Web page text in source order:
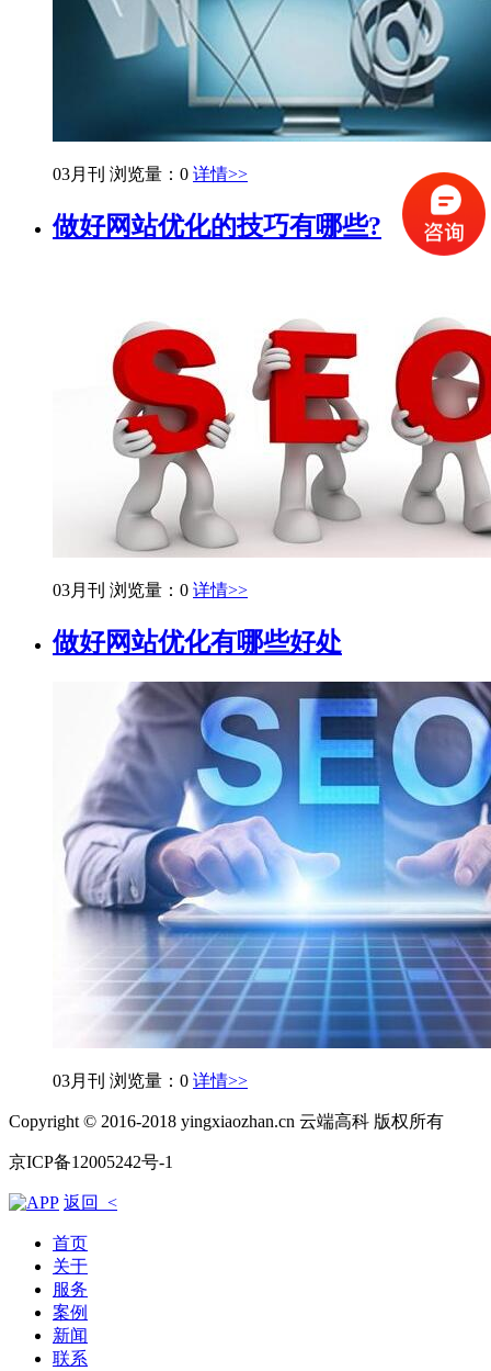
03月刊 浏览量：0 详情>>
做好网站优化的技巧有哪些?
03月刊 浏览量：0 详情>>
做好网站优化有哪些好处
03月刊 浏览量：0 详情>>
Copyright © 2016-2018 yingxiaozhan.cn 云端高科 版权所有
京ICP备12005242号-1
返回 <
首页
关于
服务
案例
新闻
联系